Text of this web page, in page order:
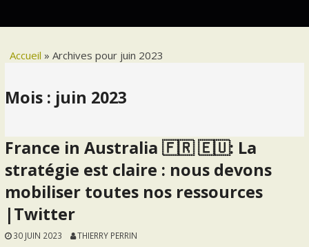
Accueil »Archives pour juin 2023
Mois : juin 2023
France in Australia 🇫🇷 🇪🇺: La
stratégie est claire : nous devons
mobiliser toutes nos ressources
|Twitter
30 JUIN 2023 THIERRY PERRIN